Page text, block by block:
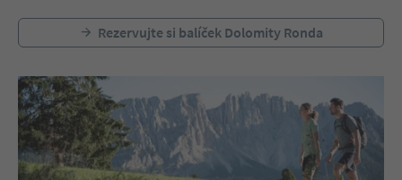
Rezervujte si balíček Dolomity Ronda